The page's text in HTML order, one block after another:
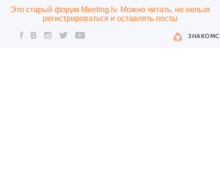
Это старый форум Meeting.lv. Можно читать, но нельзя
регистрироваться и оставлять посты